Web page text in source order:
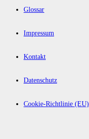
Glossar
Impressum
Kontakt
Datenschutz
Cookie-Richtlinie (EU)